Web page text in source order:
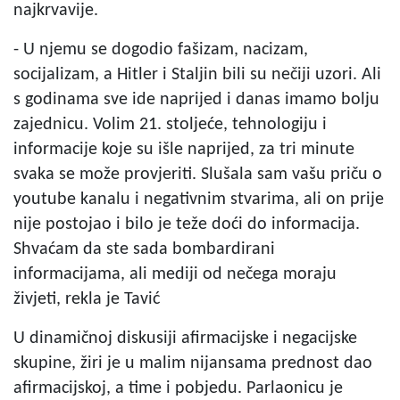
najkrvavije.
- U njemu se dogodio fašizam, nacizam,
socijalizam, a Hitler i Staljin bili su nečiji uzori. Ali
s godinama sve ide naprijed i danas imamo bolju
zajednicu. Volim 21. stoljeće, tehnologiju i
informacije koje su išle naprijed, za tri minute
svaka se može provjeriti. Slušala sam vašu priču o
youtube kanalu i negativnim stvarima, ali on prije
nije postojao i bilo je teže doći do informacija.
Shvaćam da ste sada bombardirani
informacijama, ali mediji od nečega moraju
živjeti, rekla je Tavić
U dinamičnoj diskusiji afirmacijske i negacijske
skupine, žiri je u malim nijansama prednost dao
afirmacijskoj, a time i pobjedu. Parlaonicu je